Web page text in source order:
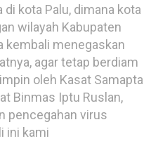
kota Palu, dimana kota
wilayah Kabupaten
kembali menegaskan
agar tetap berdiam
oleh Kasat Samapta
Binmas Iptu Ruslan,
pencegahan virus
ini kami